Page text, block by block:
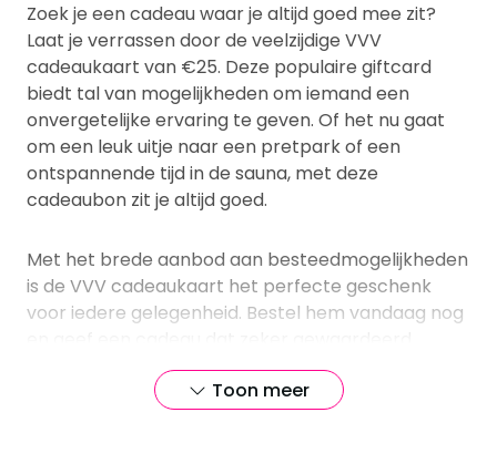
Zoek je een cadeau waar je altijd goed mee zit?
Laat je verrassen door de veelzijdige VVV
cadeaukaart van €25. Deze populaire giftcard
biedt tal van mogelijkheden om iemand een
onvergetelijke ervaring te geven. Of het nu gaat
om een leuk uitje naar een pretpark of een
ontspannende tijd in de sauna, met deze
cadeaubon zit je altijd goed.
Met het brede aanbod aan besteedmogelijkheden
is de VVV cadeaukaart het perfecte geschenk
voor iedere gelegenheid. Bestel hem vandaag nog
wordt! Wil je liever zelf een bedrag kiezen? Bekijk
VVV Cadeaukaart.
Toon meer